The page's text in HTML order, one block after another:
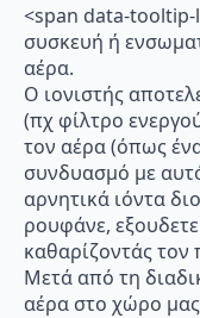
<span data-
συσκευή ή
αέρα.
Ο ιονιστής
(πχ φίλτρο
τον αέρα (όπως
συνδυασμό με
αρνητικά ιόντα
ρουφάνε,
καθαρίζοντάς τον
Μετά από τη
αέρα στο χώρο